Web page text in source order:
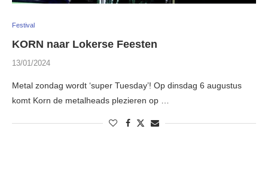
Festival
KORN naar Lokerse Feesten
13/01/2024
Metal zondag wordt ‘super Tuesday’! Op dinsdag 6 augustus
komt Korn de metalheads plezieren op …